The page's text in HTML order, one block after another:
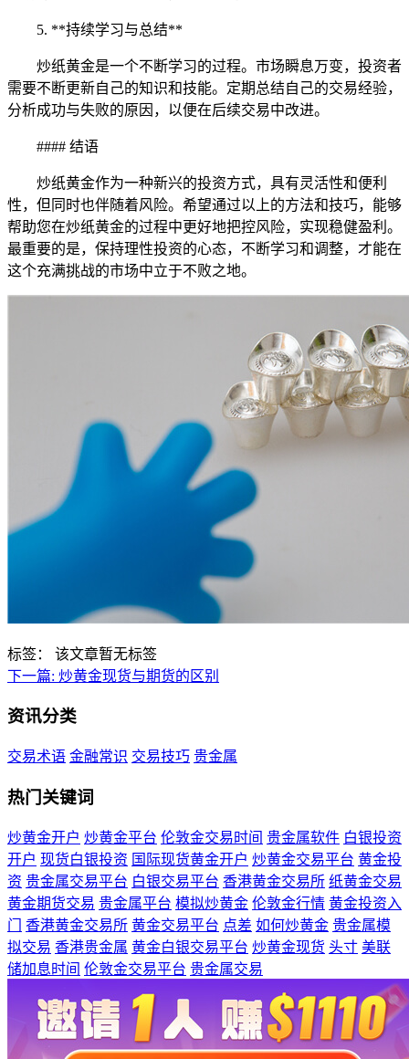
5. **持续学习与总结**
炒纸黄金是一个不断学习的过程。市场瞬息万变，投资者
需要不断更新自己的知识和技能。定期总结自己的交易经验，
分析成功与失败的原因，以便在后续交易中改进。
#### 结语
炒纸黄金作为一种新兴的投资方式，具有灵活性和便利
性，但同时也伴随着风险。希望通过以上的方法和技巧，能够
帮助您在炒纸黄金的过程中更好地把控风险，实现稳健盈利。
最重要的是，保持理性投资的心态，不断学习和调整，才能在
这个充满挑战的市场中立于不败之地。
标签：
该文章暂无标签
下一篇: 炒黄金现货与期货的区别
资讯分类
交易术语 金融常识 交易技巧 贵金属
热门关键词
炒黄金开户 炒黄金平台 伦敦金交易时间 贵金属软件 白银投资
开户 现货白银投资 国际现货黄金开户 炒黄金交易平台 黄金投
资 贵金属交易平台 白银交易平台 香港黄金交易所 纸黄金交易
黄金期货交易 贵金属平台 模拟炒黄金 伦敦金行情 黄金投资入
门
香港黄金交易所 黄金交易平台 点差 如何炒黄金 贵金属模
拟交易 香港贵金属 黄金白银交易平台 炒黄金现货 头寸 美联
储加息时间 伦敦金交易平台 贵金属交易